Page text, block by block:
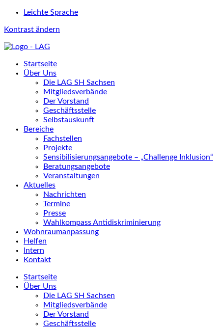
Leichte Sprache
Kontrast ändern
Startseite
Über Uns
Die LAG SH Sachsen
Mitgliedsverbände
Der Vorstand
Geschäftsstelle
Selbstauskunft
Bereiche
Fachstellen
Projekte
Sensibilisierungsangebote – „Challenge Inklusion“
Beratungsangebote
Veranstaltungen
Aktuelles
Nachrichten
Termine
Presse
Wahlkompass Antidiskriminierung
Wohnraumanpassung
Helfen
Intern
Kontakt
Startseite
Über Uns
Die LAG SH Sachsen
Mitgliedsverbände
Der Vorstand
Geschäftsstelle